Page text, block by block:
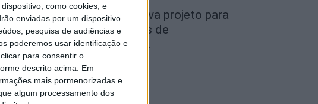
como cookies, e
enviadas por um dispositivo
pesquisa de audiências e
poderemos usar identificação e
para consentir o
descrito acima. Em
mais pormenorizadas e
algum processamento dos
Viseu: Câmara aprova projeto para
instalar 54 câmaras de
videovigilância em...
6 de Agosto, 2026